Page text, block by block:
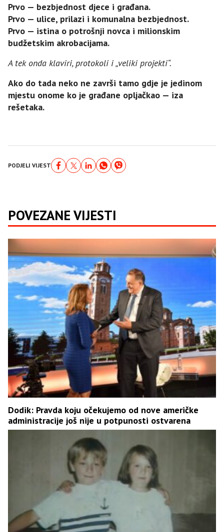
Prvo — bezbjednost djece i građana.
Prvo — ulice, prilazi i komunalna bezbjednost.
Prvo — istina o potrošnji novca i milionskim
budžetskim akrobacijama.
A tek onda klaviri, protokoli i „veliki projekti“.
Ako do tada neko ne završi tamo gdje je jedinom
mjestu onome ko je građane opljačkao — iza
rešetaka.
PODJELI VIJEST
POVEZANE VIJESTI
Dodik: Pravda koju očekujemo od nove američke
administracije još nije u potpunosti ostvarena